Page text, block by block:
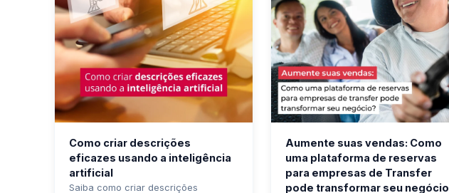
Como criar descrições
eficazes usando a inteligência
artificial
Saiba como criar descrições
Aumente suas vendas: Como
uma plataforma de reservas
para empresas de Transfer
pode transformar seu negócio